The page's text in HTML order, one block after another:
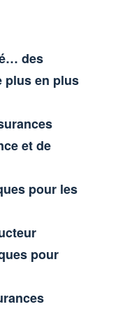
des
plus en plus
et de
pour les
pour